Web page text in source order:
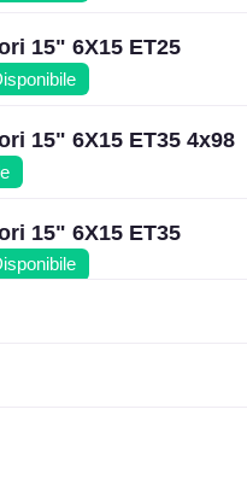
15" 6X15 ET25
15" 6X15 ET35 4x98
15" 6X15 ET35
15" 6X15 ET40